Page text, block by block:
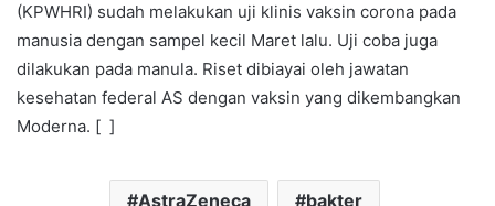
(KPWHRI) sudah melakukan uji klinis vaksin corona pada
manusia dengan sampel kecil Maret lalu. Uji coba juga
dilakukan pada manula. Riset dibiayai oleh jawatan
kesehatan federal AS dengan vaksin yang dikembangkan
Moderna. [ ]
AstraZeneca bakter